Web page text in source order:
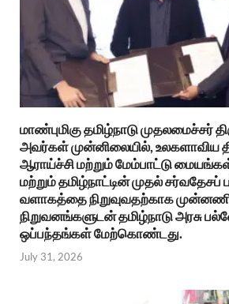
மாண்புமிகு தமிழ்நாடு முதலமைச்சர்
அவர்கள் முன்னிலையில், உலகளாவிய
ஆராய்ச்சி மற்றும் மேம்பாட்டு
மற்றும் தமிழ்நாட்டின் முதல்
வளாகத்தை நிறுவுவதற்காக
நிறுவனங்களுடன் தமிழ்நாடு அரசு
ஒப்பந்தங்கள் மேற்கொண்டது.
July 31, 2026